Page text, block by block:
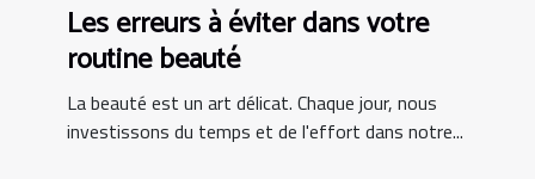
Les erreurs à éviter dans votre
routine beauté
La beauté est un art délicat. Chaque jour, nous
investissons du temps et de l'effort dans notre...